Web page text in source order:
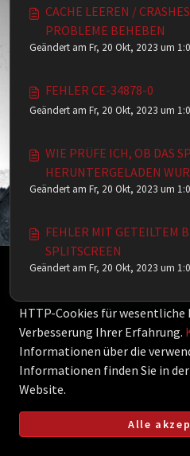
CACHE LEEREN /
PROBLEME BEHEBEN
Geändert am Fr, 20 Okt, 2023 um
FEHLER CE-34878-0
Geändert am Fr, 20 Okt, 2023 um
WIE PRÜFE ICH, OB DAS
HERUNTERGELADEN
Geändert am Fr, 20 Okt, 2023 um
FEHLER MIT GETEILTEM
SPLITSCREEN
Geändert am Fr, 20 Okt, 2023 um
Helpdesk-Software von
Diese Wissensdatenbank wird
HTTP-Cookies für wesentliche
Verbesserung Ihrer Erfahrung.
Informationen über die
Informationen finden Sie in
Website.
Alle